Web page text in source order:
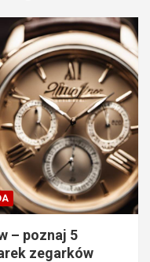
– poznaj 5
zegarków